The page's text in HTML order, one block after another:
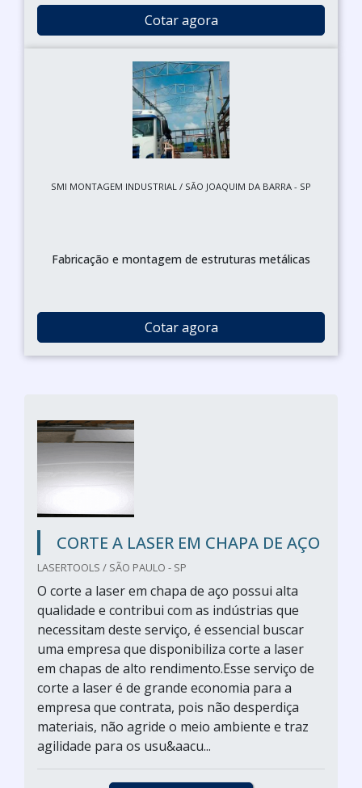
Cotar agora
SMI MONTAGEM INDUSTRIAL / SÃO JOAQUIM DA BARRA - SP
Fabricação e montagem de estruturas metálicas
Cotar agora
CORTE A LASER EM CHAPA DE AÇO
LASERTOOLS / SÃO PAULO - SP
O corte a laser em chapa de aço possui alta
qualidade e contribui com as indústrias que
necessitam deste serviço, é essencial buscar
uma empresa que disponibiliza corte a laser
em chapas de alto rendimento.Esse serviço de
corte a laser é de grande economia para a
empresa que contrata, pois não desperdiça
materiais, não agride o meio ambiente e traz
agilidade para os usu&aacu...